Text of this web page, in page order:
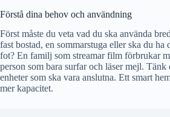
Förstå dina behov och användning
Först måste du veta vad du ska använda
fast bostad, en sommarstuga eller ska du ha
fot? En familj som streamar film förbrukar
person som bara surfar och läser mejl. Tänk
enheter som ska vara anslutna. Ett smart
mer kapacitet.